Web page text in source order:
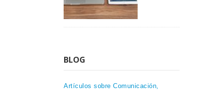
BLOG
Artículos sobre Comunicación,